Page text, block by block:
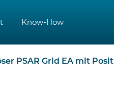
Know-How
EA mit Positionsanpassung